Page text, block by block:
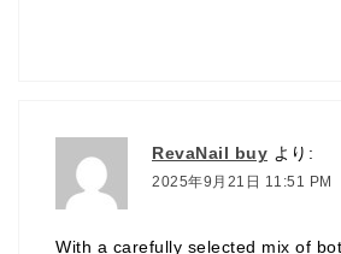
RevaNail buy より:
2025年9月21日 11:51 PM
With a carefully selected mix of